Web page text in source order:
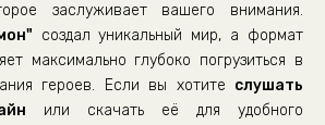
заслуживает вашего внимания.
создал уникальный мир, а формат
максимально глубоко погрузиться в
героев. Если вы хотите слушать
или скачать её для удобного